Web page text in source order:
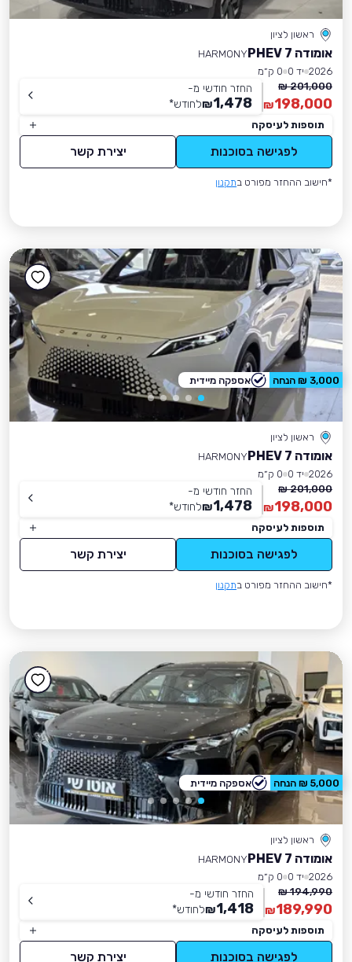
ראשון לציון
אומודה 7 PHEV
HARMONY
2026 יד 0
0 ק״מ
201,000 ₪
198,000
₪
החזר חודשי מ-
1,478
₪לחודש*
תוספות לעיסקה
לפגישה בסוכנות יצירת קשר
*חישוב ההחזר מפורט בתקנון
ראשון לציון
אומודה 7 PHEV
HARMONY
2026 יד 0
0 ק״מ
201,000 ₪
198,000
₪
החזר חודשי מ-
1,478
₪לחודש*
תוספות לעיסקה
לפגישה בסוכנות יצירת קשר
*חישוב ההחזר מפורט בתקנון
3,000 ₪ הנחה אספקה מיידית
ראשון לציון
אומודה 7 PHEV
HARMONY
2026 יד 0
0 ק״מ
194,990 ₪
189,990
₪
החזר חודשי מ-
1,418
₪לחודש*
תוספות לעיסקה
לפגישה בסוכנות יצירת קשר
5,000 ₪ הנחה אספקה מיידית